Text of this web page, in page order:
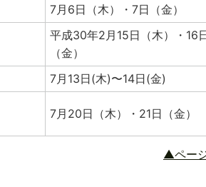
7月6日（木）・7日（金）
平成30年2月15日（木）・16
（金）
7月13日(木)〜14日(金)
7月20日（木）・21日（金）
▲ペー